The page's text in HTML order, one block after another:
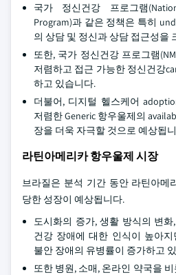
국가 정신건강 프로그램
Program)과 같은 정책은 특히
의 상담 및 정신과 상담 접근성을
또한, 국가 정신건강 프로그램
저렴하고 접근 가능한 정신건강
하고 있습니다.
더불어, 디지털 헬스케어
저렴한 Generic 항우울제의
장을 더욱 자극할 것으로 예상됩
라틴아메리카 항우울제 시장
브라질은 분석 기간 동안 라틴아메
당한 성장이 예상됩니다.
도시화의 증가, 생활 방식의 변
건강 장애에 대한 인식이 높아
불안 장애의 유병률이 증가하고
또한 병원, 소매, 온라인 약국을